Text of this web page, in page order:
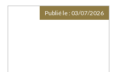
Publié le : 03/07/2026